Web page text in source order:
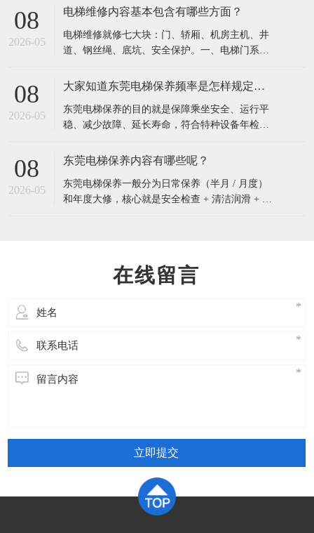
何维修、维保先打检修、挂警示牌，再作业，防
回路；必须短接调试时，专人看守、完工立刻拆
除。上轿顶、进底坑必须先确认轿厢位置，先打
08
2026-05
电梯维修内容基本包含有哪些方面？
电梯维修就修七大块：门、轿厢、机房主机、井
道、钢丝绳、底坑、安全保护。​一、电梯门系统
锁、电门锁触点检修更换门机电机、皮带、控制
变形调整、门滑块、地坎清理保养二、轿厢与操
控系统内外按键、显示屏、楼层灯维修更换轿厢
08
2026-05
大家知道东莞电梯保养频率是怎样规定吗？
东莞电梯保养的目的就是保障乘坐安全、运行平
稳、减少故障、延长寿命，符合特种设备年检要
道电梯保养的频率是怎样规定的吗？按国家《特
保养规则》的硬性规定：一、法定最低频率（必
须遵守）常规电梯（住宅、写字楼等）：每
08
2026-05
东莞电梯保养内容有哪些呢？
东莞电梯保养一般分为日常保养（半月 / 月度）
和年度大修，核心就是安全检查 + 清洁润滑 + 调
是否灵活、封记完好检查钢丝绳：磨损
在线留言
立即提交